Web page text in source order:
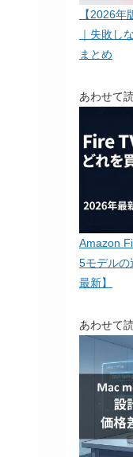
【2026
｜失敗し
まとめ
あわせて
Amazon
5モデルの
最新】
あわせて